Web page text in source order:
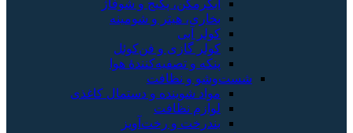
آبگرمکن، پکیج و شوفاژ
بخاری، هیتر و شومینه
کولر آبی
کولر گازی و فن‌کوئل
پنکه و تصفیه‌کنندهٔ هوا
شست‌وشو و نظافت
مواد شوینده و دستمال کاغذی
لوازم نظافت
بندرخت و رخت‌آویز